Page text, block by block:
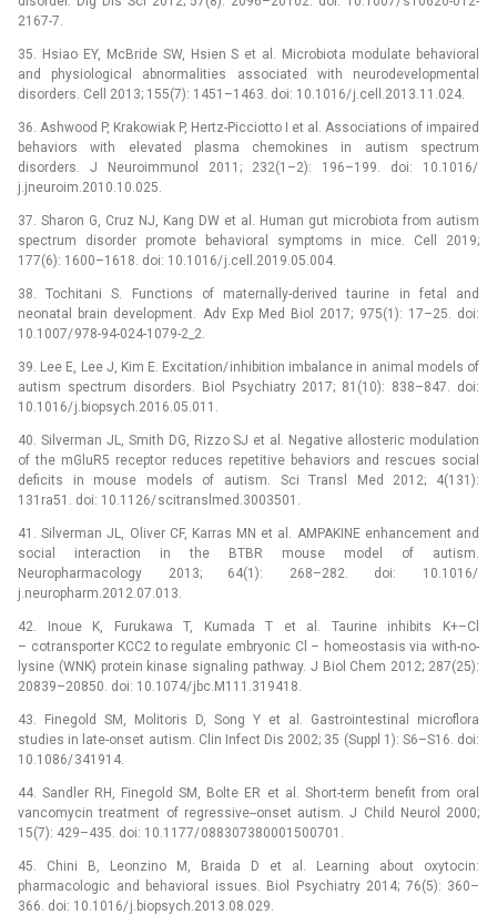
2167-7.
35. Hsiao EY, McBride SW, Hsien S et al. Microbio­ta modulate behavioral
and physiological abnormalities associated with neurodevelopmental
disorders. Cell 2013; 155(7): 1451–1463. doi: 10.1016/ j.cell.2013.11.024.
36. Ashwood P, Krakowiak P, Hertz-Picciotto I et al. Associations of impaired
behaviors with elevated plasma chemokines in autism spectrum
disorders. J Neuroimmunol 2011; 232(1–2): 196–199. doi: 10.1016/
j.jneuroim.2010.10.025.
37. Sharon G, Cruz NJ, Kang DW et al. Human gut microbio­ta from autism
spectrum disorder promote behavioral symptoms in mice. Cell 2019;
177(6): 1600–1618. doi: 10.1016/ j.cell.2019.05.004.
38. Tochitani S. Functions of maternally-derived taurine in fetal and
neonatal brain development. Adv Exp Med Biol 2017; 975(1): 17–25. doi:
10.1007/ 978-94-024-1079-2_2.
39. Lee E, Lee J, Kim E. Excitation/ inhibition imbalance in animal models of
autism spectrum disorders. Biol Psychiatry 2017; 81(10): 838–847. doi:
10.1016/ j.bio­psych.2016.05.011.
40. Silverman JL, Smith DG, Rizzo SJ et al. Negative allosteric modulation
of the mGluR5 receptor reduces repetitive behaviors and rescues social
deficits in mouse models of autism. Sci Transl Med 2012; 4(131):
131ra51. doi: 10.1126/ scitranslmed.3003501.
41. Silverman JL, Oliver CF, Karras MN et al. AMPAKINE enhancement and
social interaction in the BTBR mouse model of autism.
Neuropharmacology 2013; 64(1): 268–282. doi: 10.1016/
j.neuropharm.2012.07.013.
42. Inoue K, Furukawa T, Kumada T et al. Taurine inhibits K+–Cl
–⁠ cotransporter KCC2 to regulate embryonic Cl –⁠ homeostasis via with-no-
lysine (WNK) protein kinase signaling pathway. J Biol Chem 2012; 287(25):
20839–20850. doi: 10.1074/ jbc.M111.319418.
43. Finegold SM, Molitoris D, Song Y et al. Gastrointestinal microflora
studies in late-onset autism. Clin Infect Dis 2002; 35 (Suppl 1): S6–S16. doi:
10.1086/ 341914.
44. Sandler RH, Finegold SM, Bolte ER et al. Short-term benefit from oral
vancomycin treatment of regressive--onset autism. J Child Neurol 2000;
15(7): 429–435. doi: 10.1177/ 088307380001500701.
45. Chini B, Leonzino M, Braida D et al. Learning about oxytocin:
pharmacologic and behavioral issues. Biol Psychiatry 2014; 76(5): 360–
366. doi: 10.1016/ j.bio­psych.2013.08.029.